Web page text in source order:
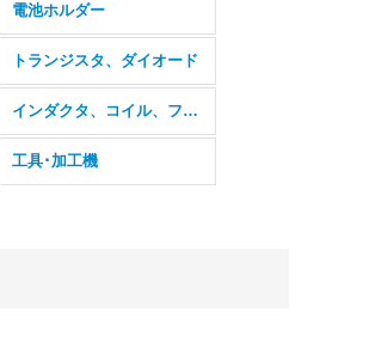
電池ホルダー
トランジスタ、ダイオード
インダクタ、コイル、フェライトコア
工具･加工機